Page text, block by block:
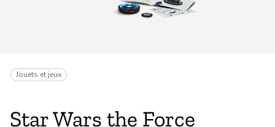
Faire un don
Jouets et jeux
Star Wars the Force